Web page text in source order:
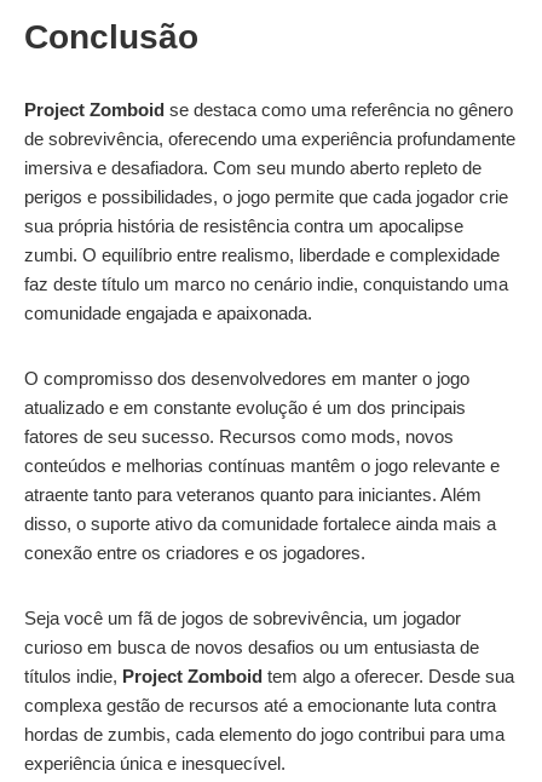
Conclusão
Project Zomboid se destaca como uma referência no gênero
de sobrevivência, oferecendo uma experiência profundamente
imersiva e desafiadora. Com seu mundo aberto repleto de
perigos e possibilidades, o jogo permite que cada jogador crie
sua própria história de resistência contra um apocalipse
zumbi. O equilíbrio entre realismo, liberdade e complexidade
faz deste título um marco no cenário indie, conquistando uma
comunidade engajada e apaixonada.
O compromisso dos desenvolvedores em manter o jogo
atualizado e em constante evolução é um dos principais
fatores de seu sucesso. Recursos como mods, novos
conteúdos e melhorias contínuas mantêm o jogo relevante e
atraente tanto para veteranos quanto para iniciantes. Além
disso, o suporte ativo da comunidade fortalece ainda mais a
conexão entre os criadores e os jogadores.
Seja você um fã de jogos de sobrevivência, um jogador
curioso em busca de novos desafios ou um entusiasta de
títulos indie, Project Zomboid tem algo a oferecer. Desde sua
complexa gestão de recursos até a emocionante luta contra
hordas de zumbis, cada elemento do jogo contribui para uma
experiência única e inesquecível.